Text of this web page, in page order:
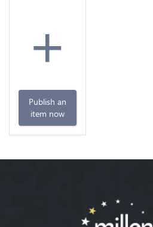
+
Publish an
item now